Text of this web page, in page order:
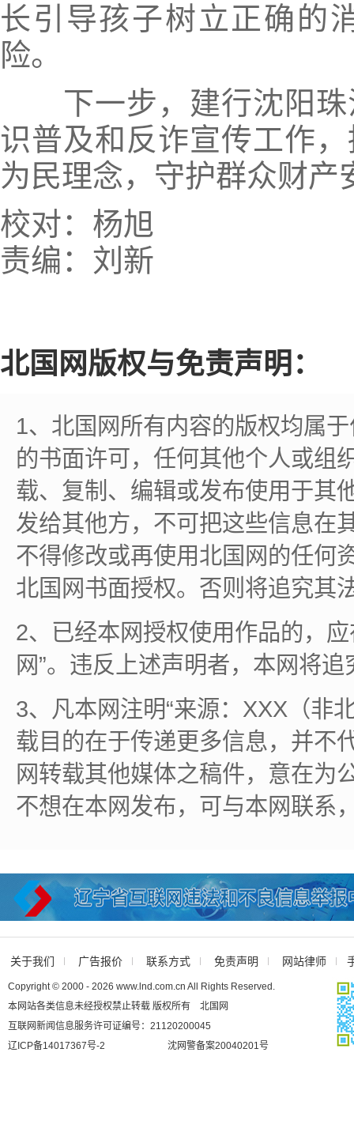
长引导孩子树立正确的
险。
下一步，建行沈阳珠
识普及和反诈宣传工作
为民理念，守护群众财
校对：杨旭
责编：刘新
北国网版权与免责声明：
1、北国网所有内容的版权均属
的书面许可，任何其他个人或组
载、复制、编辑或发布使用于其
发给其他方，不可把这些信息在
不得修改或再使用北国网的任何
北国网书面授权。否则将追究其
2、已经本网授权使用作品的，
网”。违反上述声明者，本网将
3、凡本网注明“来源：XXX（非
载目的在于传递更多信息，并不
网转载其他媒体之稿件，意在为
不想在本网发布，可与本网联系
关于我们 广告报价 联系方式 免责声明 网站律师
Copyright © 2000 - 2026 www.lnd.com.cn All Rights Reserved.
本网站各类信息未经授权禁止转载 版权所有 北国网
互联网新闻信息服务许可证编号：21120200045
辽ICP备14017367号-2
沈网警备案20040201号